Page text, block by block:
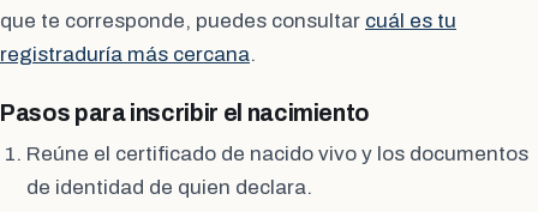
que te corresponde, puedes consultar cuál es tu
registraduría más cercana.
Pasos para inscribir el nacimiento
Reúne el certificado de nacido vivo y los documentos
de identidad de quien declara.